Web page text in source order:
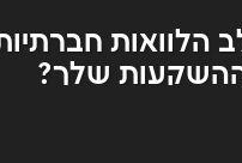
הלוואות
שלך?